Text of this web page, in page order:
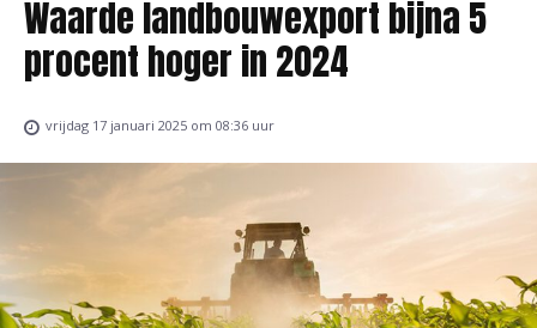
Waarde landbouwexport bijna 5
procent hoger in 2024
vrijdag 17 januari 2025 om 08:36 uur